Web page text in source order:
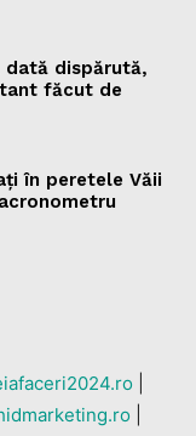
dată dispărută,
făcut de
în peretele Văii